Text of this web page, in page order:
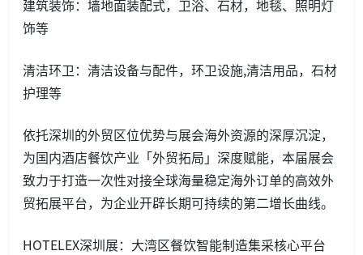
建筑装饰：墙地面装配式，卫浴、石材，地毯、照明灯
饰等
清洁环卫：清洁设备与配件，环卫设施,清洁用品，石材
护理等
依托深圳的外贸区位优势与展会海外资源的深厚沉淀，
为国内酒店餐饮产业「外贸拓局」深度赋能，本届展会
致力于打造一次性对接全球海量稳定海外订单的高效外
贸拓展平台，为企业开辟长期可持续的第二增长曲线。
HOTELEX深圳展：大湾区餐饮智能制造集采核心平台